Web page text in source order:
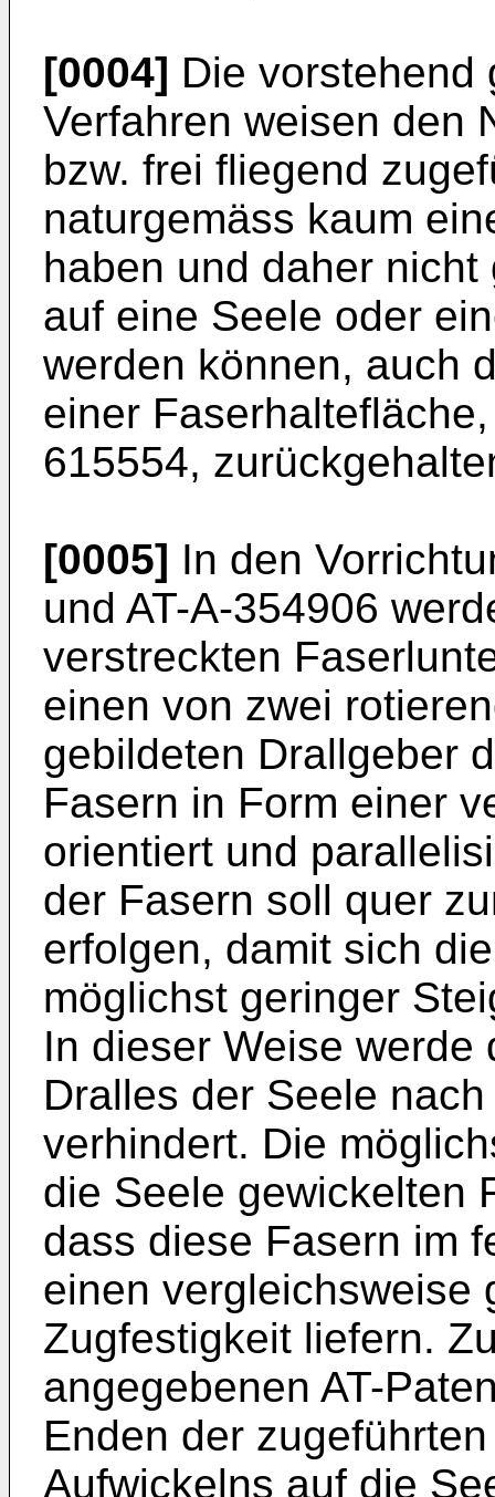
[0004] Die vorstehend
Verfahren weisen den
bzw. frei fliegend
naturgemäss kaum
haben und daher
auf eine Seele oder
werden können, auch
einer
615554,
[0005] In den
und AT-A-354906
verstreckten
einen von zwei
gebildeten Drallgeber
Fasern in Form einer
orientiert und
der Fasern soll quer
erfolgen, damit sich
möglichst geringer
In dieser Weise
Dralles der Seele
verhindert. Die
die Seele gewickelten
dass diese Fasern im
einen vergleichsweise
Zugfestigkeit liefern.
angegebenen AT-
Enden der
Aufwickelns auf die